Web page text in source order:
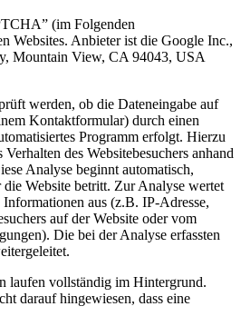
(im Folgenden
Websites. Anbieter ist die Google Inc.,
Mountain View, CA 94043, USA
werden, ob die Dateneingabe auf
Kontaktformular) durch einen
Programm erfolgt. Hierzu
des Websitebesuchers anhand
Analyse beginnt automatisch,
die Website betritt. Zur Analyse wertet
aus (z.B. IP-Adresse,
auf der Website oder vom
Die bei der Analyse erfassten
vollständig im Hintergrund.
darauf hingewiesen, dass eine